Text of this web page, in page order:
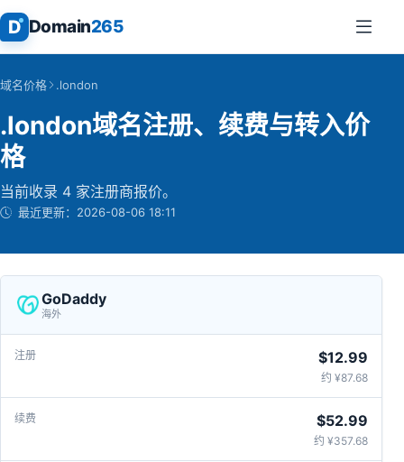
D Domain265
域名价格 .london
.london域名注册、续费与转入价
格
当前收录 4 家注册商报价。
最近更新： 2026-08-06 18:11
GoDaddy
海外
$12.99
约 ¥87.68
$52.99
约 ¥357.68